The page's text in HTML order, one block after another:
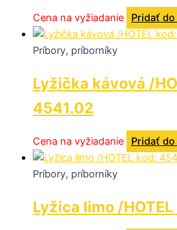
Cena na vyžiadanie Pridať
Príbory, príborníky
Lyžička kávová /
4541.02
Cena na vyžiadanie Pridať
Príbory, príborníky
Lyžica limo /